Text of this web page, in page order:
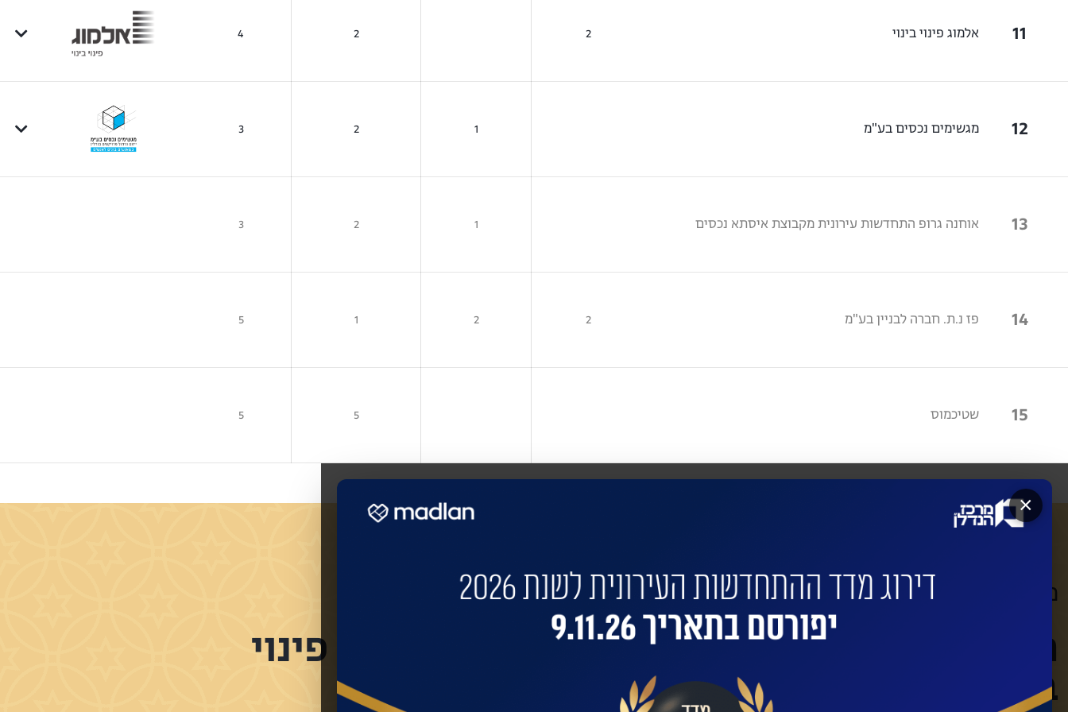
11 אלמוג פינוי בינוי 2
2
4
12 מגשימים נכסים בע"מ 1
2
3
13 אוחנה גרופ התחדשות עירונית מקבוצת איסתא נכסים 1
2
3
14 פז נ.ת. חברה לבניין בע"מ 2
2
1
5
15 שטיכמוס 5
5
מעוניינים שהחברות המובילות ישדרגו את הבניין שלכם?
השאירו פרטים לביצוע התחדשות בניינית או פינוי
בינוי עם החברות המובילות:
×